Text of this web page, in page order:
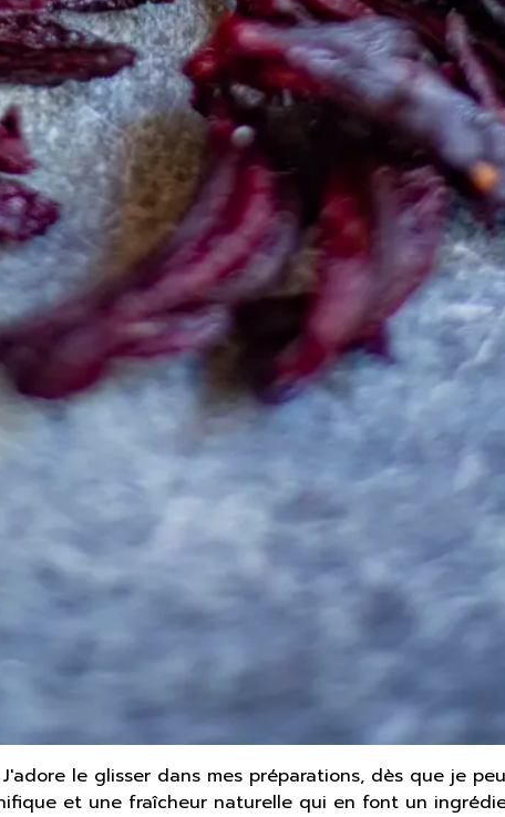
le glisser dans mes préparations, dès que je
et une fraîcheur naturelle qui en font un